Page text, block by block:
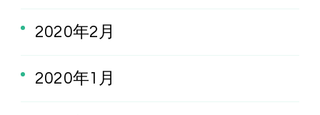
2020年2月
2020年1月